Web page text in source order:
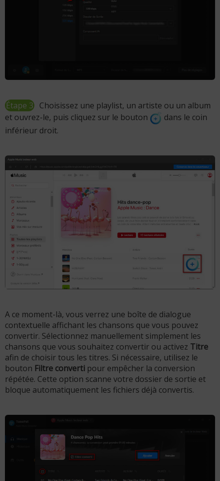
Étape 3 Choisissez une playlist, un artiste ou un album
et ouvrez-le, puis cliquez sur le bouton
dans le coin
inférieur droit.
A ce moment-là, vous verrez une boîte de dialogue
contextuelle affichant les chansons que vous pouvez
convertir. Sélectionnez manuellement simplement les
chansons que vous souhaitez convertir ou activez Titre
afin de choisir tous les titres. Si nécessaire, utilisez le
bouton Filtre converti pour empêcher la conversion
répétée. Cette option scanne votre dossier de sortie et
bloque automatiquement les fichiers déjà convertis.